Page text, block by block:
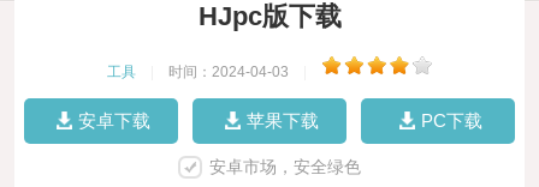
HJpc版下载
工具 时间：2024-04-03
安卓下载 苹果下载 PC下载
安卓市场，安全绿色